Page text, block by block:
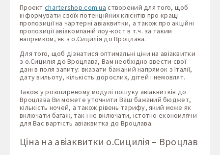
Проект chartershop.com.ua створений для того, щоб
інформувати своїх потенційних клієнтів про кращі
пропозиції на чартерні авіаквитки, а також про акційні
пропозиції авіакомпаній лоу-кост в т.ч. за таким
напрямком, як з о.Сицилія до Вроцлава.
Для того, щоб дізнатися оптимальні ціни на авіаквитки
з о.Сицилія до Вроцлава, Вам необхідно ввести свої
дані в поля запиту: вказати бажаний напрямок з Італії,
дату вильоту, кількість дорослих, дітей і немовлят.
Також у розширеному модулі пошуку авіаквитків до
Вроцлава Ви можете уточнити Ваш бажаний бюджет,
кількість ночей, а також рівень тарифу, який може як
включати багаж, так і не включати, істотно економлячи
для Вас вартість авіаквитка до Вроцлава.
Ціна на авіаквитки о.Сицилія – Вроцлав